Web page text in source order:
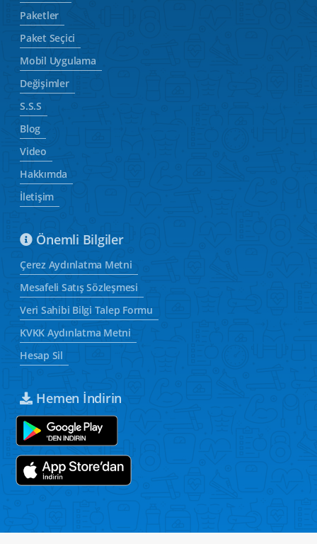
Paketler
Paket Seçici
Mobil Uygulama
Değişimler
S.S.S
Blog
Video
Hakkımda
İletişim
Önemli Bilgiler
Çerez Aydınlatma Metni
Mesafeli Satış Sözleşmesi
Veri Sahibi Bilgi Talep Formu
KVKK Aydınlatma Metni
Hesap Sil
Hemen İndirin